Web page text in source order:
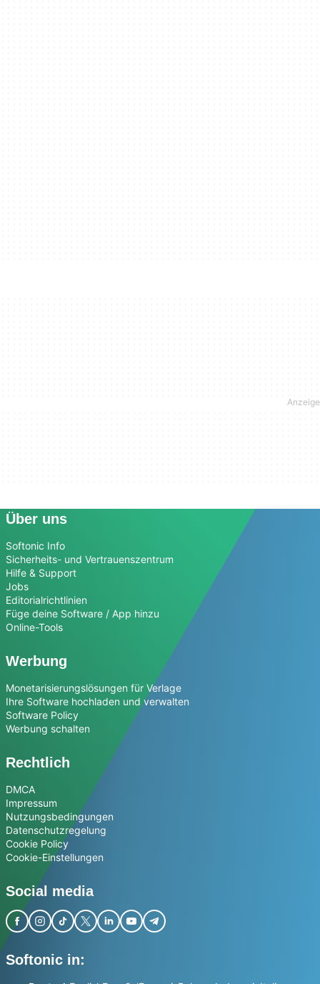
Über uns
Softonic Info
Sicherheits- und Vertrauenszentrum
Hilfe & Support
Jobs
Editorialrichtlinien
Füge deine Software / App hinzu
Online-Tools
Werbung
Monetarisierungslösungen für Verlage
Ihre Software hochladen und verwalten
Software Policy
Werbung schalten
Rechtlich
DMCA
Impressum
Nutzungsbedingungen
Datenschutzregelung
Cookie Policy
Cookie-Einstellungen
Social media
Softonic in: